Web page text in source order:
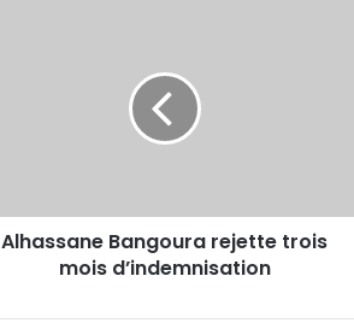
Alhassane Bangoura rejette trois
mois d’indemnisation